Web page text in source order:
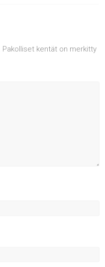
Pakolliset kentät on merkitty